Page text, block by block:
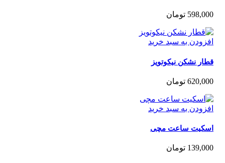
تومان
به سبد خرید
نشکن نیکوتویز
تومان
به سبد خرید
ساعت مچی
تومان